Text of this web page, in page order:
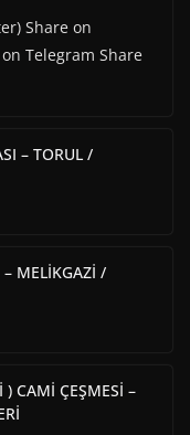
Share on
Telegram Share
– TORUL /
– MELİKGAZİ /
) CAMİ ÇEŞMESİ –